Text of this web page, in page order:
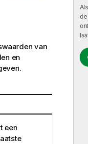
van
en
een